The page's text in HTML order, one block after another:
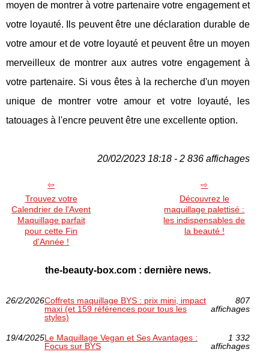
moyen de montrer à votre partenaire votre engagement et
votre loyauté. Ils peuvent être une déclaration durable de
votre amour et de votre loyauté et peuvent être un moyen
merveilleux de montrer aux autres votre engagement à
votre partenaire. Si vous êtes à la recherche d'un moyen
unique de montrer votre amour et votre loyauté, les
tatouages à l'encre peuvent être une excellente option.
20/02/2023 18:18 - 2 836 affichages
Trouvez votre
Calendrier de l'Avent
Maquillage parfait
pour cette Fin
d'Année !
Découvrez le
maquillage palettisé :
les indispensables de
la beauté !
the-beauty-box.com : dernière news.
26/2/2026Coffrets maquillage BYS : prix mini, impact
maxi (et 159 références pour tous les
styles)
807
affichages
19/4/2025Le Maquillage Vegan et Ses Avantages :
Focus sur BYS
1 332
affichages